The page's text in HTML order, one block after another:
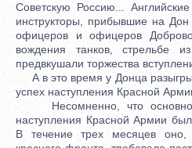
Советскую Россию...
инструкторы, прибывшие на Дон
офицеров и офицеров
вождения танков, стрельбе
предвкушали торжества
А в это время у Донца
успех наступления Красной
Несомненно, что основной
наступления Красной Армии
В течение трех месяцев оно,